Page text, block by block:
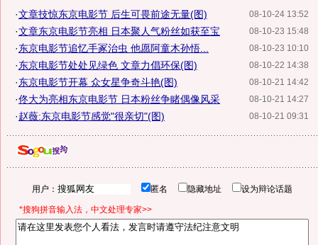
08-10-24 13:52
·文章技惊东京电影节 后生可畏前途无量(图)
08-10-23 15:48
·文章东京电影节亮相 日本聚人气粉丝如获至宝
08-10-23 10:10
·东京电影节追忆手冢治虫 他愿阿童木孙悟...
08-10-22 14:38
·东京电影节处处见绿色 文章力倡环保(图)
08-10-21 14:42
·东京电影节开幕 众女星争奇斗艳(图)
08-10-21 14:27
·佟大为亮相东京电影节 日本粉丝争睹偶像风采
08-10-21 09:31
·赵薇:东京电影节感觉"很亲切"(图)
用户： 匿名 隐藏地址 设为辩论话题
*搜狗拼音输入法，中文处理专家>>